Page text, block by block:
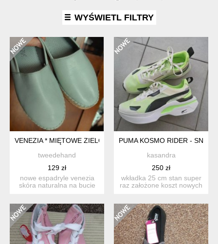
WYŚWIETL FILTRY
VENEZIA * MIĘTOWE ZIELONE ESPADRYLE * SKÓRA
tweedehand
129 zł
nowe espadryle venezia
skóra naturalna na bucie
PUMA KOSMO RIDER -
kasandra
250 zł
wkładka 25 cm stan super
raz założone koszt nowych